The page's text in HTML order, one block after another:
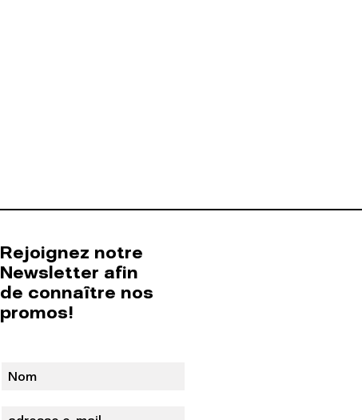
Rejoignez notre
Newsletter afin
de connaître nos
promos!